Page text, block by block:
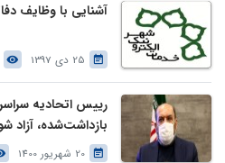
آشنایی با وظایف
25 دی 1397
رییس اتحادیه
بازداشت‌شده، آزاد
20 شهریور 1400